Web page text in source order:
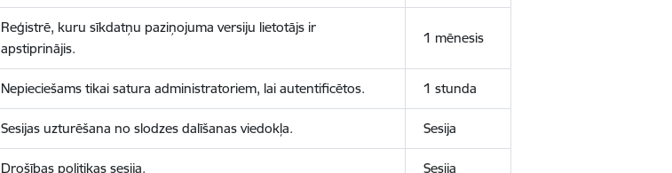
Reģistrē, kuru sīkdatņu paziņojuma versiju lietotājs ir
apstiprinājis.
1 mēnesis
Nepieciešams tikai satura administratoriem, lai autentificētos. 1 stunda
Sesijas uzturēšana no slodzes dalīšanas viedokļa. Sesija
Drošības politikas sesija. Sesija